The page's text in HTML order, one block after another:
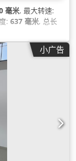
毫米, 最大转速:
: 637 毫米, 总长
小广告